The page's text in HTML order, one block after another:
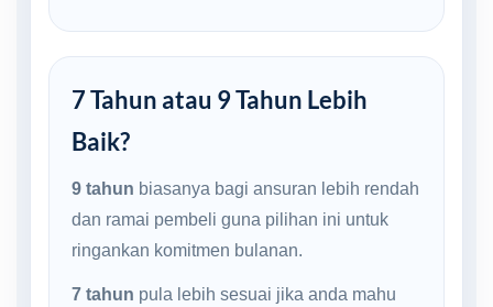
7 Tahun atau 9 Tahun Lebih
Baik?
9 tahun biasanya bagi ansuran lebih rendah
dan ramai pembeli guna pilihan ini untuk
ringankan komitmen bulanan.
7 tahun pula lebih sesuai jika anda mahu